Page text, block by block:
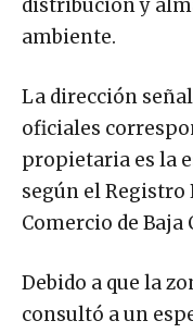
distribución y
ambiente.
La dirección
oficiales
propietaria es la
según el Registro
Comercio de Baja
Debido a que la
consultó a un